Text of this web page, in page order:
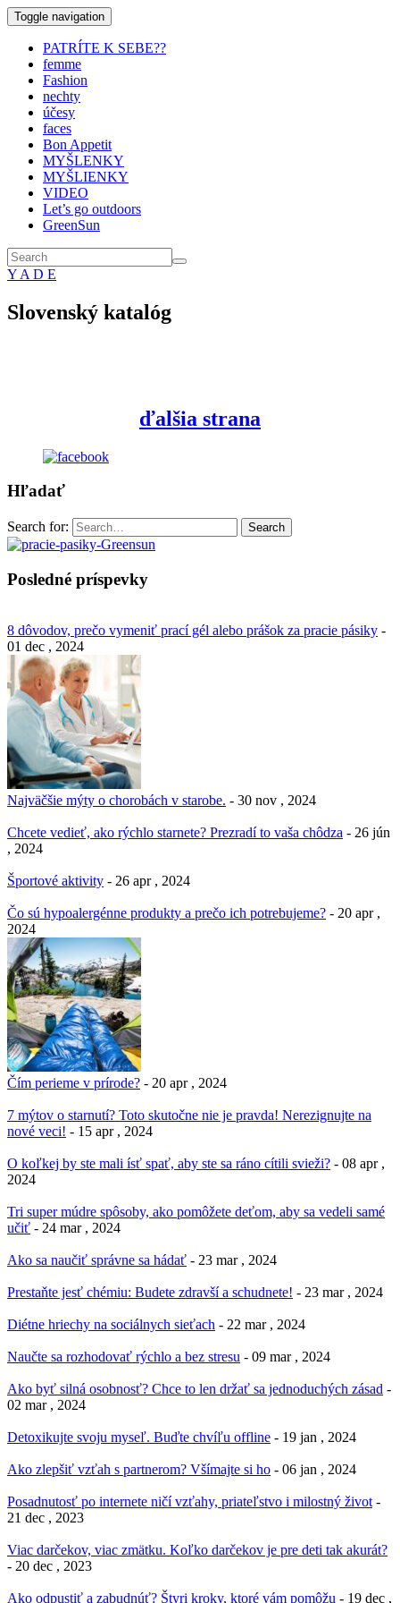
Toggle navigation
PATRÍTE K SEBE??
femme
Fashion
nechty
účesy
faces
Bon Appetit
MYŠLENKY
MYŠLIENKY
VIDEO
Let’s go outdoors
GreenSun
Y A D E
Slovenský katalóg
ďalšia strana
Hľadať
Search for: Search
Posledné príspevky
8 dôvodov, prečo vymeniť prací gél alebo prášok za pracie pásiky -
01 dec , 2024
Najväčšie mýty o chorobách v starobe. - 30 nov , 2024
Chcete vedieť, ako rýchlo starnete? Prezradí to vaša chôdza - 26 jún
, 2024
Športové aktivity - 26 apr , 2024
Čo sú hypoalergénne produkty a prečo ich potrebujeme? - 20 apr ,
2024
Čím perieme v prírode? - 20 apr , 2024
7 mýtov o starnutí? Toto skutočne nie je pravda! Nerezignujte na
nové veci! - 15 apr , 2024
O koľkej by ste mali ísť spať, aby ste sa ráno cítili svieži? - 08 apr ,
2024
Tri super múdre spôsoby, ako pomôžete deťom, aby sa vedeli samé
učiť - 24 mar , 2024
Ako sa naučiť správne sa hádať - 23 mar , 2024
Prestaňte jesť chémiu: Budete zdravší a schudnete! - 23 mar , 2024
Diétne hriechy na sociálnych sieťach - 22 mar , 2024
Naučte sa rozhodovať rýchlo a bez stresu - 09 mar , 2024
Ako byť silná osobnosť? Chce to len držať sa jednoduchých zásad -
02 mar , 2024
Detoxikujte svoju myseľ. Buďte chvíľu offline - 19 jan , 2024
Ako zlepšiť vzťah s partnerom? Všímajte si ho - 06 jan , 2024
Posadnutosť po internete ničí vzťahy, priateľstvo i milostný život -
21 dec , 2023
Viac darčekov, viac zmätku. Koľko darčekov je pre deti tak akurát?
- 20 dec , 2023
Ako odpustiť a zabudnúť? Štyri kroky, ktoré vám pomôžu - 19 dec ,